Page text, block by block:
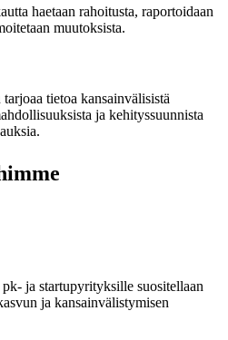
haetaan rahoitusta, raportoidaan
muutoksista.
tietoa kansainvälisistä
ja kehityssuunnista
ja startupyrityksille suositellaan
ja kansainvälistymisen